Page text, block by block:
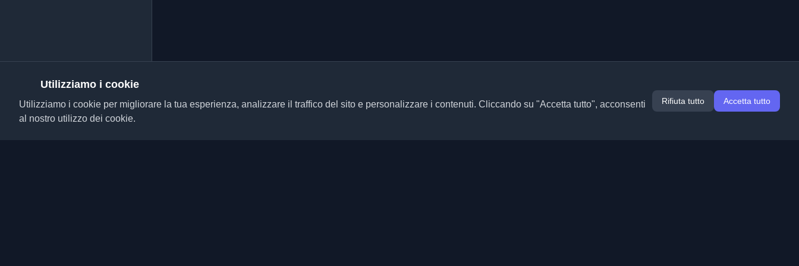
Utilizziamo i cookie
Utilizziamo i cookie per migliorare la tua esperienza, analizzare il traffico del sito e personalizzare i contenuti. Cliccando su "Accetta tutto", acconsenti
al nostro utilizzo dei cookie.
Rifiuta tutto Accetta tutto